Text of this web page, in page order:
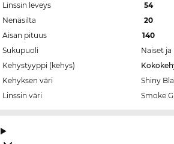
Linssin leveys
54
Nenäsilta
20
Aisan pituus
140
Sukupuoli
Naiset
Kehystyyppi (kehys)
Kehyksen väri
Shiny
Linssin väri
Smoke